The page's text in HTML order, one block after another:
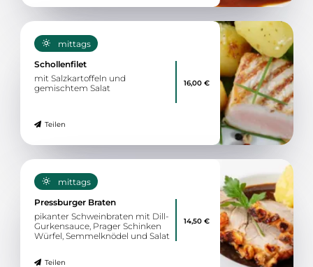
mittags
Schollenfilet
mit Salzkartoffeln und
gemischtem Salat
Teilen
16,00 €
mittags
Pressburger Braten
pikanter Schweinbraten mit Dill-
Gurkensauce, Prager Schinken
Würfel, Semmelknödel und Salat
Teilen
14,50 €